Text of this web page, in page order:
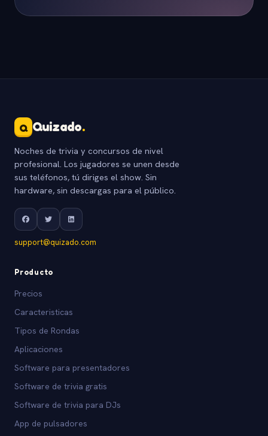
Q Quizado.
Noches de trivia y concursos de nivel
profesional. Los jugadores se unen desde
sus teléfonos, tú diriges el show. Sin
hardware, sin descargas para el público.
support@quizado.com
Producto
Precios
Caracteristicas
Tipos de Rondas
Aplicaciones
Software para presentadores
Software de trivia gratis
Software de trivia para DJs
App de pulsadores